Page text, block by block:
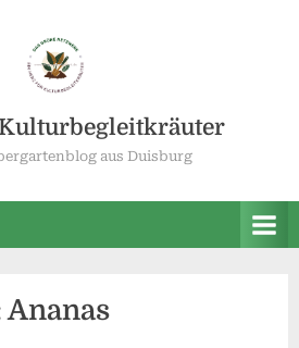
aus Duisburg
Ananas